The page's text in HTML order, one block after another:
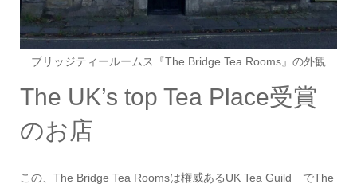
ブリッジティールームス『The Bridge Tea Rooms』の外観
The UK’s top Tea Place受賞
のお店
この、The Bridge Tea Roomsは権威あるUK Tea Guild でThe